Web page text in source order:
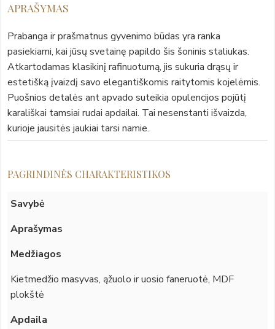
APRAŠYMAS
Prabanga ir prašmatnus gyvenimo būdas yra ranka
pasiekiami, kai jūsų svetainę papildo šis šoninis staliukas.
Atkartodamas klasikinį rafinuotumą, jis sukuria drąsų ir
estetišką įvaizdį savo elegantiškomis raitytomis kojelėmis.
Puošnios detalės ant apvado suteikia opulencijos pojūtį
karališkai tamsiai rudai apdailai. Tai nesenstanti išvaizda,
kurioje jausitės jaukiai tarsi namie.
PAGRINDINĖS CHARAKTERISTIKOS
Savybė
Aprašymas
Medžiagos
Kietmedžio masyvas, ąžuolo ir uosio faneruotė, MDF
plokštė
Apdaila